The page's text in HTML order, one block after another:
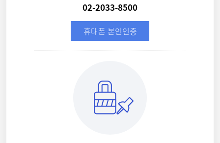
02-2033-8500
휴대폰 본인인증